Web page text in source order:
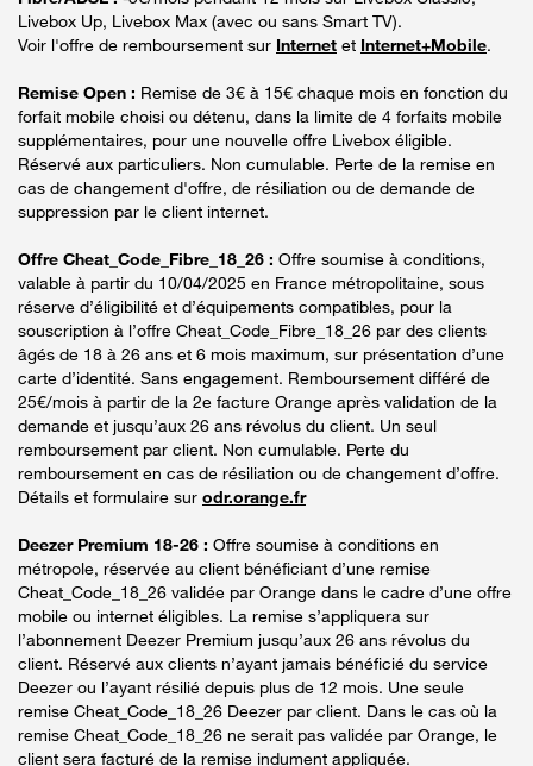
Livebox Up, Livebox Max (avec ou sans Smart TV).
Voir l'offre de remboursement sur Internet et Internet+Mobile.
Remise Open : Remise de 3€ à 15€ chaque mois en fonction du
forfait mobile choisi ou détenu, dans la limite de 4 forfaits mobile
supplémentaires, pour une nouvelle offre Livebox éligible.
Réservé aux particuliers. Non cumulable. Perte de la remise en
cas de changement d'offre, de résiliation ou de demande de
suppression par le client internet.
Offre Cheat_Code_Fibre_18_26 : Offre soumise à conditions,
valable à partir du 10/04/2025 en France métropolitaine, sous
réserve d’éligibilité et d’équipements compatibles, pour la
souscription à l’offre Cheat_Code_Fibre_18_26 par des clients
âgés de 18 à 26 ans et 6 mois maximum, sur présentation d’une
carte d’identité. Sans engagement. Remboursement différé de
25€/mois à partir de la 2e facture Orange après validation de la
demande et jusqu’aux 26 ans révolus du client. Un seul
remboursement par client. Non cumulable. Perte du
remboursement en cas de résiliation ou de changement d’offre.
Détails et formulaire sur odr.orange.fr
Deezer Premium 18-26 : Offre soumise à conditions en
métropole, réservée au client bénéficiant d’une remise
Cheat_Code_18_26 validée par Orange dans le cadre d’une offre
mobile ou internet éligibles. La remise s’appliquera sur
l’abonnement Deezer Premium jusqu’aux 26 ans révolus du
client. Réservé aux clients n’ayant jamais bénéficié du service
Deezer ou l’ayant résilié depuis plus de 12 mois. Une seule
remise Cheat_Code_18_26 Deezer par client. Dans le cas où la
remise Cheat_Code_18_26 ne serait pas validée par Orange, le
client sera facturé de la remise indument appliquée.